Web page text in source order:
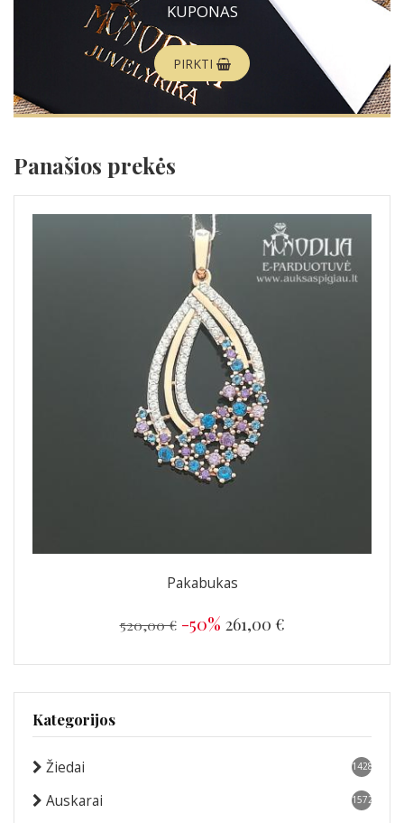
KUPONAS
PIRKTI
Panašios prekės
Pakabukas
520,00 € -50% 261,00 €
Kategorijos
Žiedai 1428
Auskarai 1572